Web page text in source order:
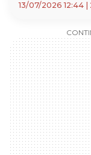
13/07/2026 12:44